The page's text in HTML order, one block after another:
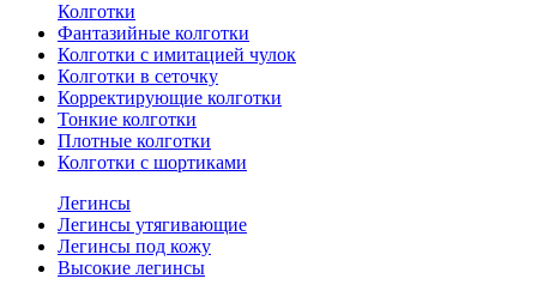
Колготки
Фантазийные колготки
Колготки с имитацией чулок
Колготки в сеточку
Корректирующие колготки
Тонкие колготки
Плотные колготки
Колготки с шортиками
Легинсы
Легинсы утягивающие
Легинсы под кожу
Высокие легинсы